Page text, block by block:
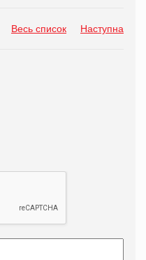
Весь список Наступна